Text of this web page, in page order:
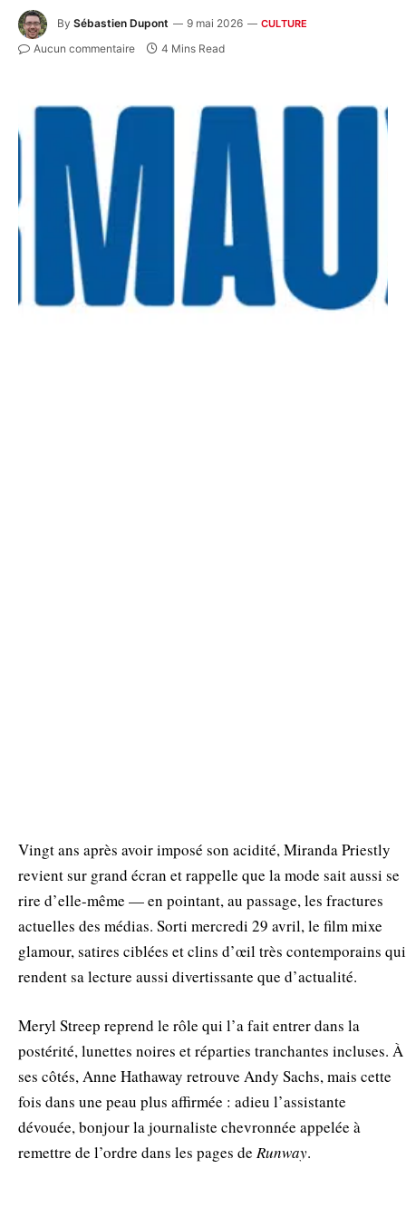
By Sébastien Dupont 9 mai 2026 CULTURE
Aucun commentaire 4 Mins Read
Vingt ans après avoir imposé son acidité, Miranda Priestly
revient sur grand écran et rappelle que la mode sait aussi se
rire d’elle-même — en pointant, au passage, les fractures
actuelles des médias. Sorti mercredi 29 avril, le film mixe
glamour, satires ciblées et clins d’œil très contemporains qui
rendent sa lecture aussi divertissante que d’actualité.
Meryl Streep reprend le rôle qui l’a fait entrer dans la
postérité, lunettes noires et réparties tranchantes incluses. À
ses côtés, Anne Hathaway retrouve Andy Sachs, mais cette
fois dans une peau plus affirmée : adieu l’assistante
dévouée, bonjour la journaliste chevronnée appelée à
remettre de l’ordre dans les pages de Runway.